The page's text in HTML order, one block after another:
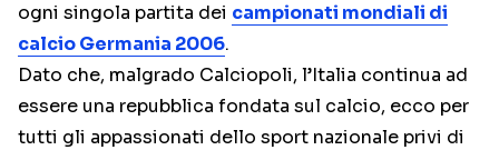
ogni singola partita dei campionati mondiali di
calcio Germania 2006.
Dato che, malgrado Calciopoli, l’Italia continua ad
essere una repubblica fondata sul calcio, ecco per
tutti gli appassionati dello sport nazionale privi di